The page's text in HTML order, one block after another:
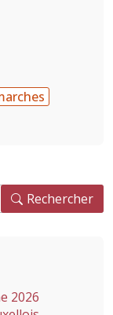
Rechercher
2026